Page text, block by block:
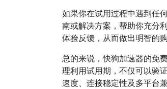
如果你在试用过程中遇到任
南或解决方案，帮助你充分
体验反馈，从而做出明智的购
总的来说，快狗加速器的免
理利用试用期，不仅可以验
速度、连接稳定性及多平台